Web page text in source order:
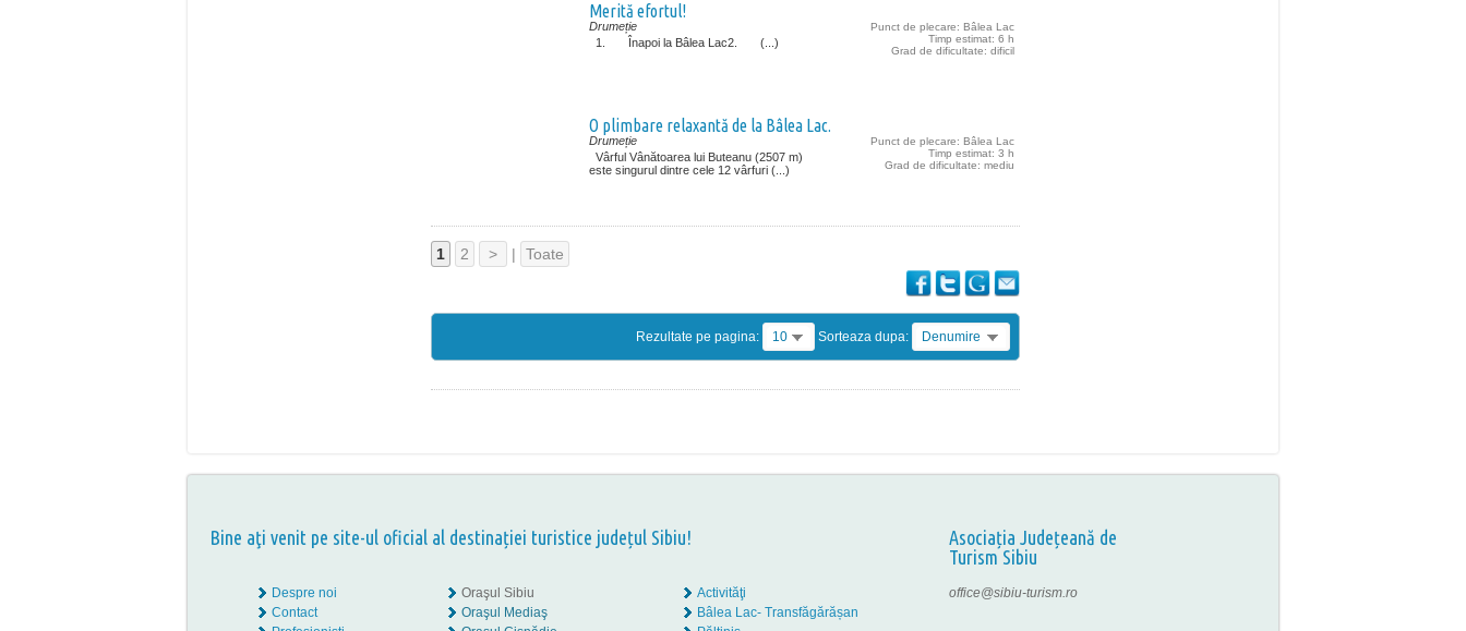
Merită efortul!
Punct de plecare: Bâlea Lac
Timp estimat: 6 h
Grad de dificultate: dificil
Drumeție
1. Înapoi la Bâlea Lac2. (...)
O plimbare relaxantă de la Bâlea Lac.
Punct de plecare: Bâlea Lac
Timp estimat: 3 h
Grad de dificultate: mediu
Drumeție
Vârful Vânătoarea lui Buteanu (2507 m)
este singurul dintre cele 12 vârfuri (...)
1 2 > | Toate
Rezultate pe pagina: 10 Sorteaza dupa: Denumire
Bine aţi venit pe site-ul oficial al destinației turistice județul Sibiu!
Asociația Județeană de
Turism Sibiu
Despre noi
Contact
Oraşul Sibiu
Oraşul Mediaş
Activităţi
Bâlea Lac- Transfăgărășan
office@sibiu-turism.ro